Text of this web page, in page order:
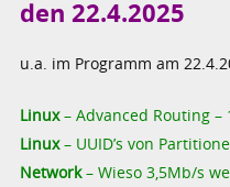
den 22.4.2025
u.a. im Programm am
Linux– Advanced Routing –
Linux– UUID’s von
Network– Wieso 3,5Mb/s